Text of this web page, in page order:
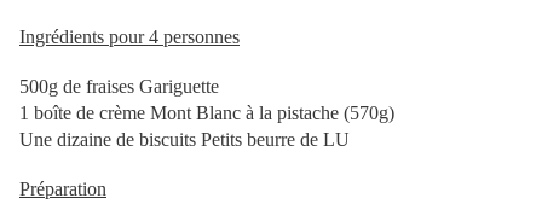
Ingrédients pour 4 personnes
500g de fraises Gariguette
1 boîte de crème Mont Blanc à la pistache (570g)
Une dizaine de biscuits Petits beurre de LU
Préparation